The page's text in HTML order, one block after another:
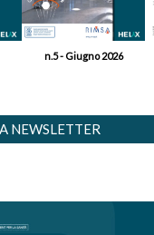
n.5 - Giugno 2026
NEWSLETTER